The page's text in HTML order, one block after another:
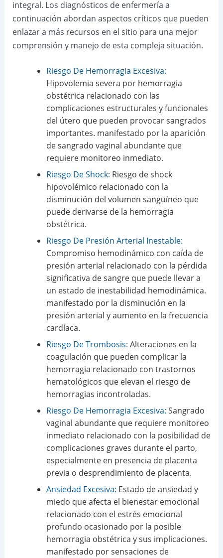
integral. Los diagnósticos de enfermería a
continuación abordan aspectos críticos que pueden
enlazar a más recursos en el sitio para una mejor
comprensión y manejo de esta compleja situación.
Riesgo De Hemorragia Excesiva:
Hipovolemia severa por hemorragia
obstétrica relacionado con las
complicaciones estructurales y funcionales
del útero que pueden provocar sangrados
importantes. manifestado por la aparición
de sangrado vaginal abundante que
requiere monitoreo inmediato.
Riesgo De Shock: Riesgo de shock
hipovolémico relacionado con la
disminución del volumen sanguíneo que
puede derivarse de la hemorragia
obstétrica.
Riesgo De Presión Arterial Inestable:
Compromiso hemodinámico con caída de
presión arterial relacionado con la pérdida
significativa de sangre que puede llevar a
un estado de inestabilidad hemodinámica.
manifestado por la disminución en la
presión arterial y aumento en la frecuencia
cardíaca.
Riesgo De Trombosis: Alteraciones en la
coagulación que pueden complicar la
hemorragia relacionado con trastornos
hematológicos que elevan el riesgo de
hemorragias incontroladas.
Riesgo De Hemorragia Excesiva: Sangrado
vaginal abundante que requiere monitoreo
inmediato relacionado con la posibilidad de
complicaciones graves durante el parto,
especialmente en presencia de placenta
previa o desprendimiento de placenta.
Ansiedad Excesiva: Estado de ansiedad y
miedo que afecta el bienestar emocional
relacionado con el estrés emocional
profundo ocasionado por la posible
hemorragia obstétrica y sus implicaciones.
manifestado por sensaciones de